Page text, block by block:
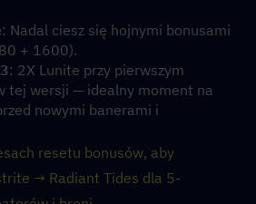
: Nadal ciesz się hojnymi bonusami
+ 1600).
: 2X Lunite przy pierwszym
tej wersji — idealny moment na
nowymi banerami i
resetu bonusów, aby
→ Radiant Tides dla 5-